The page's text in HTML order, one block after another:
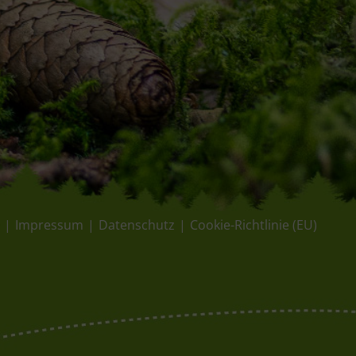
Impressum Datenschutz Cookie-Richtlinie (EU)